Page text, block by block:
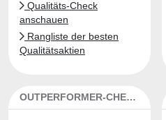
Qualitäts-Check
anschauen
Rangliste der besten
Qualitätsaktien
OUTPERFORMER-CHECK